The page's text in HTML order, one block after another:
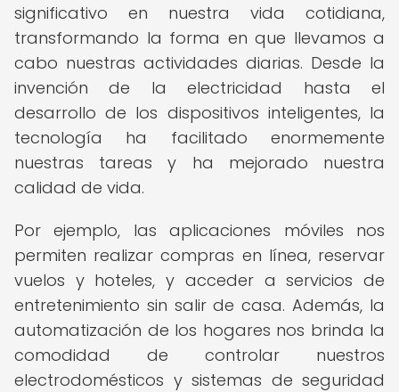
significativo en nuestra vida cotidiana,
transformando la forma en que llevamos a
cabo nuestras actividades diarias. Desde la
invención de la electricidad hasta el
desarrollo de los dispositivos inteligentes, la
tecnología ha facilitado enormemente
nuestras tareas y ha mejorado nuestra
calidad de vida.
Por ejemplo, las aplicaciones móviles nos
permiten realizar compras en línea, reservar
vuelos y hoteles, y acceder a servicios de
entretenimiento sin salir de casa. Además, la
automatización de los hogares nos brinda la
comodidad de controlar nuestros
electrodomésticos y sistemas de seguridad